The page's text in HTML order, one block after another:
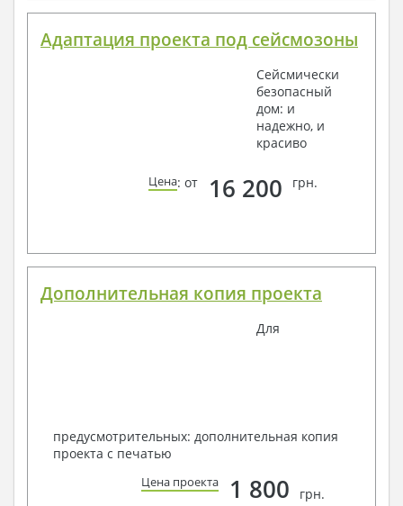
Адаптация проекта под сейсмозоны
Сейсмически
безопасный
дом: и
надежно, и
красиво
Цена: от 16 200 грн.
Дополнительная копия проекта
Для
предусмотрительных: дополнительная копия
проекта с печатью
Цена проекта 1 800 грн.